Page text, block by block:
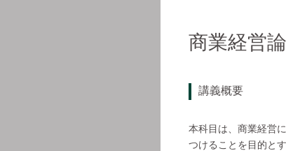
商業経営論
講義概要
本科目は、商業経営
つけることを目的と